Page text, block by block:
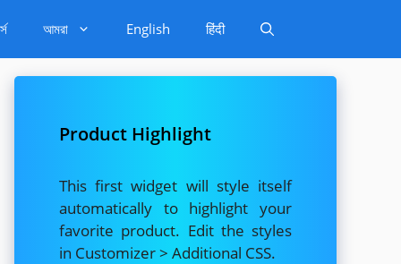
আমরা English हिंदी
Product Highlight
This first widget will style itself
automatically to highlight your
favorite product. Edit the styles
in Customizer > Additional CSS.